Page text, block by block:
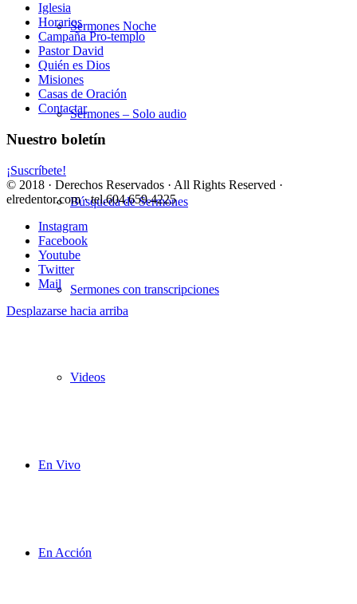
Sermones Noche
Sermones – Solo audio
Búsqueda de Sermones
Sermones con transcripciones
Videos
En Vivo
En Acción
Iglesia
Horarios
Campaña Pro-templo
Pastor David
Quién es Dios
Misiones
Casas de Oración
Contactar
Nuestro boletín
¡Suscríbete!
© 2018 · Derechos Reservados · All Rights Reserved ·
elredentor.com · tel.604.659.4225
Instagram
Facebook
Youtube
Twitter
Mail
Desplazarse hacia arriba